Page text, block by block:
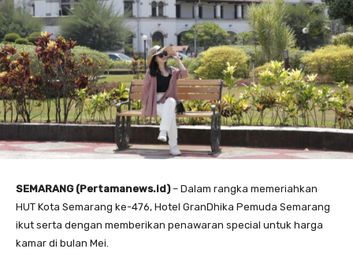
SEMARANG (Pertamanews.id) – Dalam rangka memeriahkan
HUT Kota Semarang ke-476, Hotel GranDhika Pemuda Semarang
ikut serta dengan memberikan penawaran special untuk harga
kamar di bulan Mei.